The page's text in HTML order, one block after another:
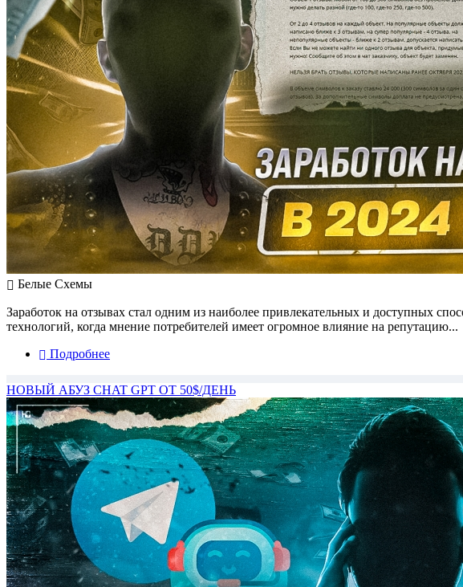
Белые Схемы
Заработок на отзывах стал одним из наиболее привлекательных и доступных
технологий, когда мнение потребителей имеет огромное влияние на репутацию...
Подробнее
НОВЫЙ АБУЗ CHAT GPT ОТ 50$/ДЕНЬ